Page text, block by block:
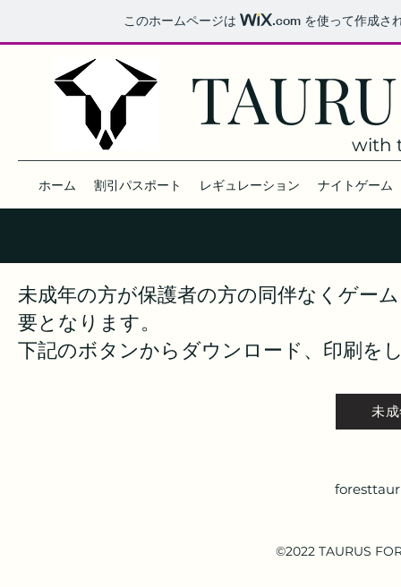
このホームページは .com を使って作成さ
with
ホーム 割引パスポート レギュレーション ナイトゲーム
未成年の方が保護者の方の同伴なくゲー
要となります。
下記のボタンからダウンロード、印刷を
未
©2022 TAURUS